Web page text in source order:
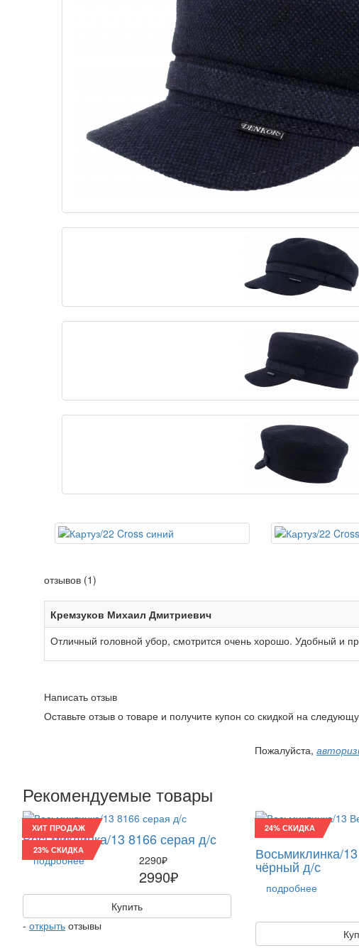
отзывов (1)
Кремзуков Михаил Дмитриевич
Отличный головной убор, смотрится очень хорошо. Удобный и
Написать отзыв
Оставьте отзыв о товаре и получите купон со скидкой на
Пожалуйста,
Рекомендуемые товары
ХИТ ПРОДАЖ
23% СКИДКА
Восьмиклинка/13 8166 серая д/с
подробнее 2290₽
2990₽
Купить
- открыть отзывы
24% СКИДКА
Восьмиклинка/
чёрный д/с
подробнее